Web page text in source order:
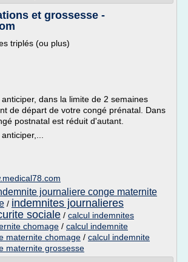
et grossesse -
triplés (ou plus)
dans la limite de 2 semaines
de départ de votre congé prénatal. Dans
postnatal est réduit d'autant.
journaliere conge maternite
/ indemnites journalieres
sociale / calcul indemnites
chomage / calcul indemnite
maternite chomage / calcul indemnite
maternite grossesse